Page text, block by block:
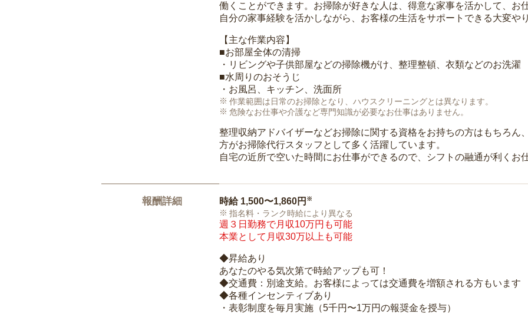
働くことができます。お掃除が好きな人は、得意な家事を活かして、お
自分の家事経験を活かしながら、お客様の生活をサポートできる大変や
【主な作業内容】
■お部屋全体の清掃
・リビングや子供部屋などの掃除機がけ、整理整頓、衣類などのお洗濯
■水周りのおそうじ
・お風呂、キッチン、洗面所
作業範囲は日常のお掃除となり、ハウスクリーニングとは異なります。
危険なお仕事や介護など専門知識が必要なお仕事はありません。
整理収納アドバイザーなどお掃除に関する資格をお持ちの方はもちろん
方がお掃除代行スタッフとして多く活躍しています。
自宅の近所で空いた時間にお仕事ができるので、シフトの融通が利くお
報酬詳細 時給 1,500〜1,860円 ※
指名料・ランク時給により異なる
週３日勤務で月収10万円も可能
本業として月収30万以上も可能
◆昇給あり
あなたのやる気次第で時給アップも可！
◆交通費：別途支給。お客様によっては交通費を増額される方もいます
◆各種インセンティブあり
・表彰制度を毎月実施（5千円〜1万円の報奨金を授与）